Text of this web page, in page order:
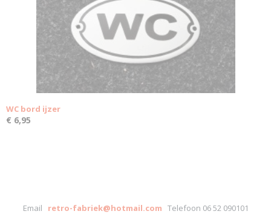
WC bord ijzer
€ 6,95
Email retro-fabriek@hotmail.com Telefoon 06 52 090101